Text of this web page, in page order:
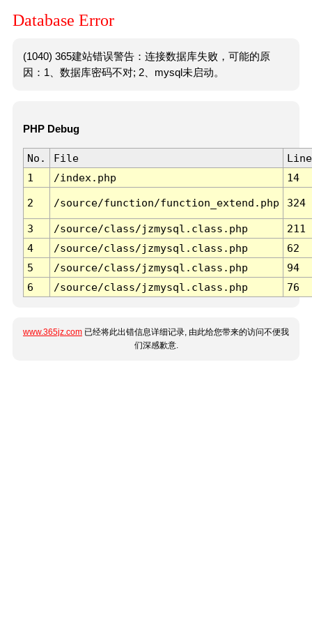
Database Error
(1040) 365建站错误警告：连接数据库失败，可能的原
因：1、数据库密码不对; 2、mysql未启动。
PHP Debug
No. File
Line
1
/index.php 14
2 /source/function/function_extend.php 324
3 /source/class/jzmysql.class.php
211
4
/source/class/jzmysql.class.php
62
5
/source/class/jzmysql.class.php
94
6
/source/class/jzmysql.class.php 76
www.365jz.com 已经将此出错信息详细记录, 由此给您带来的访问不便我
们深感歉意.